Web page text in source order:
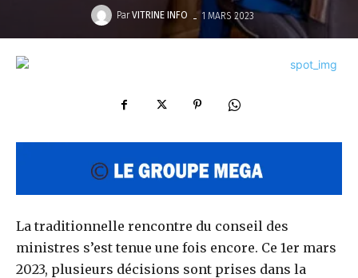
Par VITRINE INFO - 1 MARS 2023
La traditionnelle rencontre du conseil des
ministres s’est tenue une fois encore. Ce 1er mars
2023, plusieurs décisions sont prises dans la